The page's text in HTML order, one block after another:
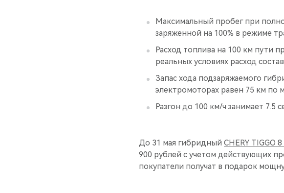
Максимальный пробег при
заряженной на 100% в режиме
Расход топлива на 100 км пути
реальных условиях расход
Запас хода подзаряжаемого
электромоторах равен 75 км по
Разгон до 100 км/ч занимает 7.5
До 31 мая гибридный CHERY TIGGO 8
900 рублей с учетом действующих
покупатели получат в подарок